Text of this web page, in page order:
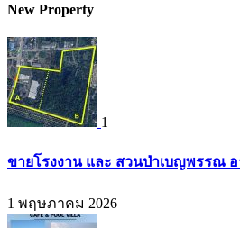
New Property
1
ขายโรงงาน และ สวนป่าเบญพรรณ อ
1 พฤษภาคม 2026